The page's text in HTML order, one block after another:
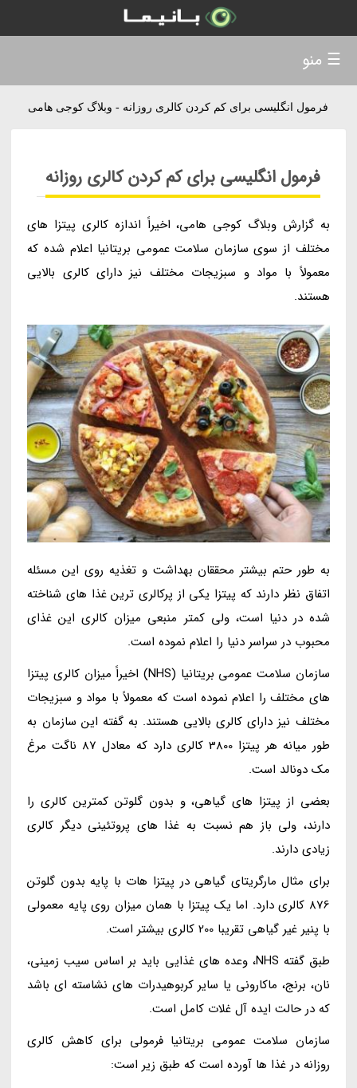
فرمول انگلیسی برای کم کردن کالری روزانه - وبلاگ کوجی هامی
فرمول انگلیسی برای کم کردن کالری روزانه
به گزارش وبلاگ کوجی هامی، اخیراً اندازه کالری پیتزا های
مختلف از سوی سازمان سلامت عمومی بریتانیا اعلام شده که
معمولاً با مواد و سبزیجات مختلف نیز دارای کالری بالایی
هستند.
به طور حتم بیشتر محققان بهداشت و تغذیه روی این مسئله
اتفاق نظر دارند که پیتزا یکی از پرکالری ترین غذا های شناخته
شده در دنیا است، ولی کمتر منبعی میزان کالری این غذای
محبوب در سراسر دنیا را اعلام نموده است.
سازمان سلامت عمومی بریتانیا (NHS) اخیراً میزان کالری پیتزا
های مختلف را اعلام نموده است که معمولاً با مواد و سبزیجات
مختلف نیز دارای کالری بالایی هستند. به گفته این سازمان به
طور میانه هر پیتزا 3800 کالری دارد که معادل 87 ناگت مرغ
مک دونالد است.
بعضی از پیتزا های گیاهی، و بدون گلوتن کمترین کالری را
دارند، ولی باز هم نسبت به غذا های پروتئینی دیگر کالری
زیادی دارند.
برای مثال مارگریتای گیاهی در پیتزا هات با پایه بدون گلوتن
876 کالری دارد. اما یک پیتزا با همان میزان روی پایه معمولی
با پنیر غیر گیاهی تقریبا 200 کالری بیشتر است.
طبق گفته NHS، وعده های غذایی باید بر اساس سیب زمینی،
نان، برنج، ماکارونی یا سایر کربوهیدرات های نشاسته ای باشد
که در حالت ایده آل غلات کامل است.
سازمان سلامت عمومی بریتانیا فرمولی برای کاهش کالری
روزانه در غذا ها آورده است که طبق زیر است:
☰ منو